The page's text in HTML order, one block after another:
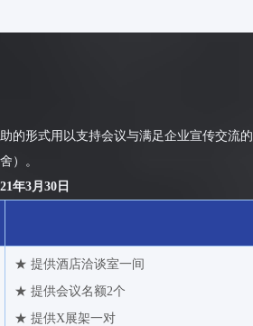
险管理有限公司
维科技有限公司
产有限公司
纶有限公司
高纤股份有限公司
国际事业有限公司
形式用以支持会议与满足企业宣传交流的
）。
年3月30日
★ 提供酒店洽谈室一间
★ 提供会议名额2个
★ 提供X展架一对